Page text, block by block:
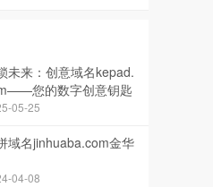
未来：创意域名kepad.
您的数字创意钥匙
05-25
域名jinhuaba.com金华
04-08